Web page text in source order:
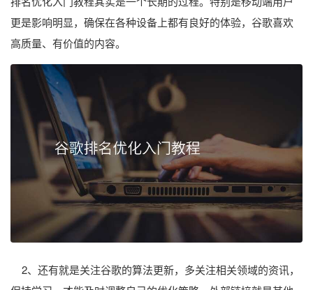
更是影响明显，确保在各种设备上都有良好的体验，谷歌喜欢
高质量、有价值的内容。
2、还有就是关注谷歌的算法更新，多关注相关领域的资讯，